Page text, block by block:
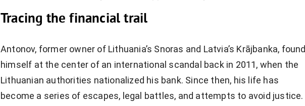
Tracing the financial trail
Antonov, former owner of Lithuania’s Snoras and Latvia’s Krājbanka, found
himself at the center of an international scandal back in 2011, when the
Lithuanian authorities nationalized his bank. Since then, his life has
become a series of escapes, legal battles, and attempts to avoid justice.